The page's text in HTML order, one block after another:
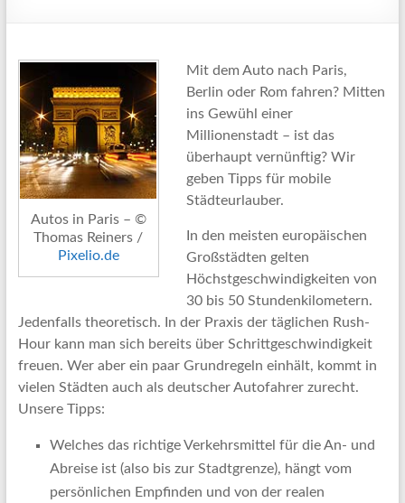
Autos in Paris – ©
Thomas Reiners /
Pixelio.de
Mit dem Auto nach Paris,
Berlin oder Rom fahren? Mitten
ins Gewühl einer
Millionenstadt – ist das
überhaupt vernünftig? Wir
geben Tipps für mobile
Städteurlauber.
In den meisten europäischen
Großstädten gelten
Höchstgeschwindigkeiten von
30 bis 50 Stundenkilometern.
Jedenfalls theoretisch. In der Praxis der täglichen Rush-
Hour kann man sich bereits über Schrittgeschwindigkeit
freuen. Wer aber ein paar Grundregeln einhält, kommt in
vielen Städten auch als deutscher Autofahrer zurecht.
Unsere Tipps:
Welches das richtige Verkehrsmittel für die An- und
Abreise ist (also bis zur Stadtgrenze), hängt vom
persönlichen Empfinden und von der realen